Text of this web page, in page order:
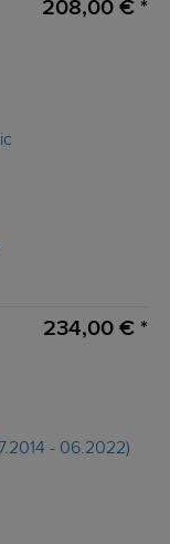
208,00 € *
234,00 € *